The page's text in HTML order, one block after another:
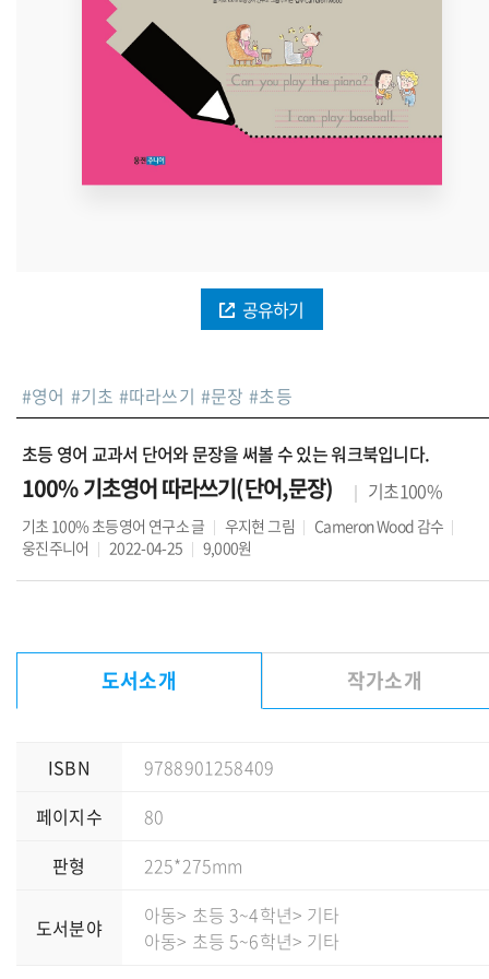
공유하기
#영어 #기초 #따라쓰기 #문장 #초등
초등 영어 교과서 단어와 문장을 써볼 수 있는 워크북입니다.
100% 기초영어 따라쓰기(단어,문장) 기초100%
기초 100% 초등영어 연구소글 우지현 그림 Cameron Wood 감수
웅진주니어
2022-04-25 9,000원
도서소개 작가소개
ISBN
9788901258409
페이지수
80
판형
225*275mm
도서분야 아동> 초등 3~4학년> 기타
아동> 초등 5~6학년> 기타